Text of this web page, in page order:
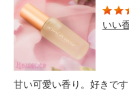
いい
甘い可愛い香り。好きで